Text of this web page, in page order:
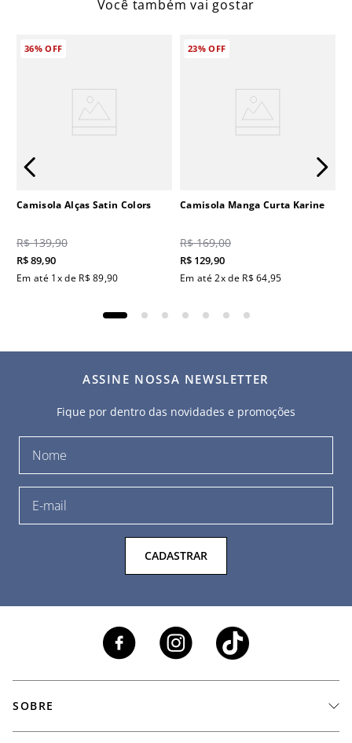
Você também vai gostar
36%OFF
Camisola Alças Satin Colors
R$ 139,90
R$89,90
Em até 1x de R$ 89,90
23%OFF
Camisola Manga Curta Karine
R$ 169,00
R$ 129,90
Em até2x de R$ 64,95
ASSINE NOSSA NEWSLETTER
Fique por dentro das novidades e promoções
CADASTRAR
SOBRE